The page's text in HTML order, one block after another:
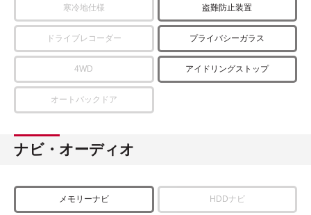
寒冷地仕様 盗難防止装置
ドライブレコーダー プライバシーガラス
4WD アイドリングストップ
オートバックドア
ナビ・オーディオ
メモリーナビ HDDナビ